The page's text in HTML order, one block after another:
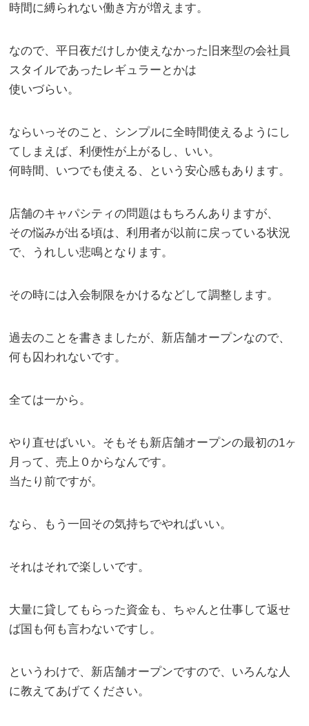
時間に縛られない働き方が増えます。
なので、平日夜だけしか使えなかった旧来型の会社員
スタイルであったレギュラーとかは
使いづらい。
ならいっそのこと、シンプルに全時間使えるようにし
てしまえば、利便性が上がるし、いい。
何時間、いつでも使える、という安心感もあります。
店舗のキャパシティの問題はもちろんありますが、
その悩みが出る頃は、利用者が以前に戻っている状況
で、うれしい悲鳴となります。
その時には入会制限をかけるなどして調整します。
過去のことを書きましたが、新店舗オープンなので、
何も囚われないです。
全ては一から。
やり直せばいい。そもそも新店舗オープンの最初の1ヶ
月って、売上０からなんです。
当たり前ですが。
なら、もう一回その気持ちでやればいい。
それはそれで楽しいです。
大量に貸してもらった資金も、ちゃんと仕事して返せ
ば国も何も言わないですし。
というわけで、新店舗オープンですので、いろんな人
に教えてあげてください。